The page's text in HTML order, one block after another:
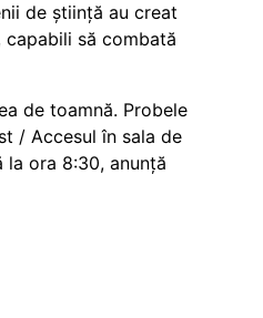
de știință au creat
să combată
de toamnă. Probele
/ Accesul în sala de
la ora 8:30, anunță